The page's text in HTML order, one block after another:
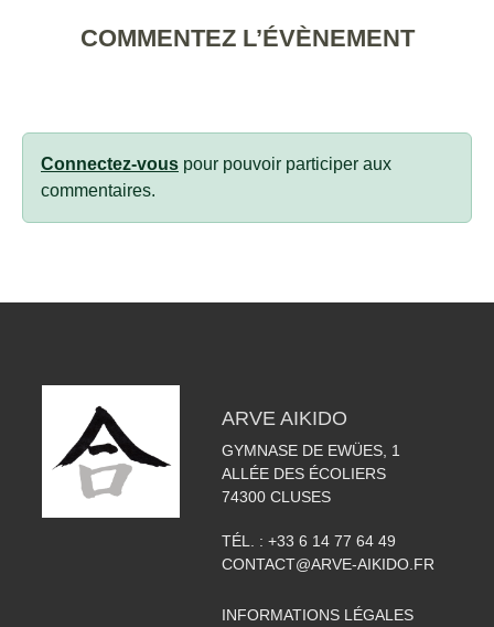
COMMENTEZ L’ÉVÈNEMENT
Connectez-vous pour pouvoir participer aux
commentaires.
ARVE AIKIDO
GYMNASE DE EWÜES, 1
ALLÉE DES ÉCOLIERS
74300 CLUSES
TÉL. : +33 6 14 77 64 49
CONTACT@ARVE-AIKIDO.FR
INFORMATIONS LÉGALES